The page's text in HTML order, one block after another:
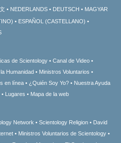
NEDERLANDS DEUTSCH
MAGYAR
ESPAÑOL (CASTELLANO)
de Scientology
Canal de Video
Humanidad
Ministros Voluntarios
en línea ¿Quién Soy Yo?
Nuestra Ayuda
Lugares Mapa de la web
Network Scientology Religion
David
Ministros Voluntarios de Scientology